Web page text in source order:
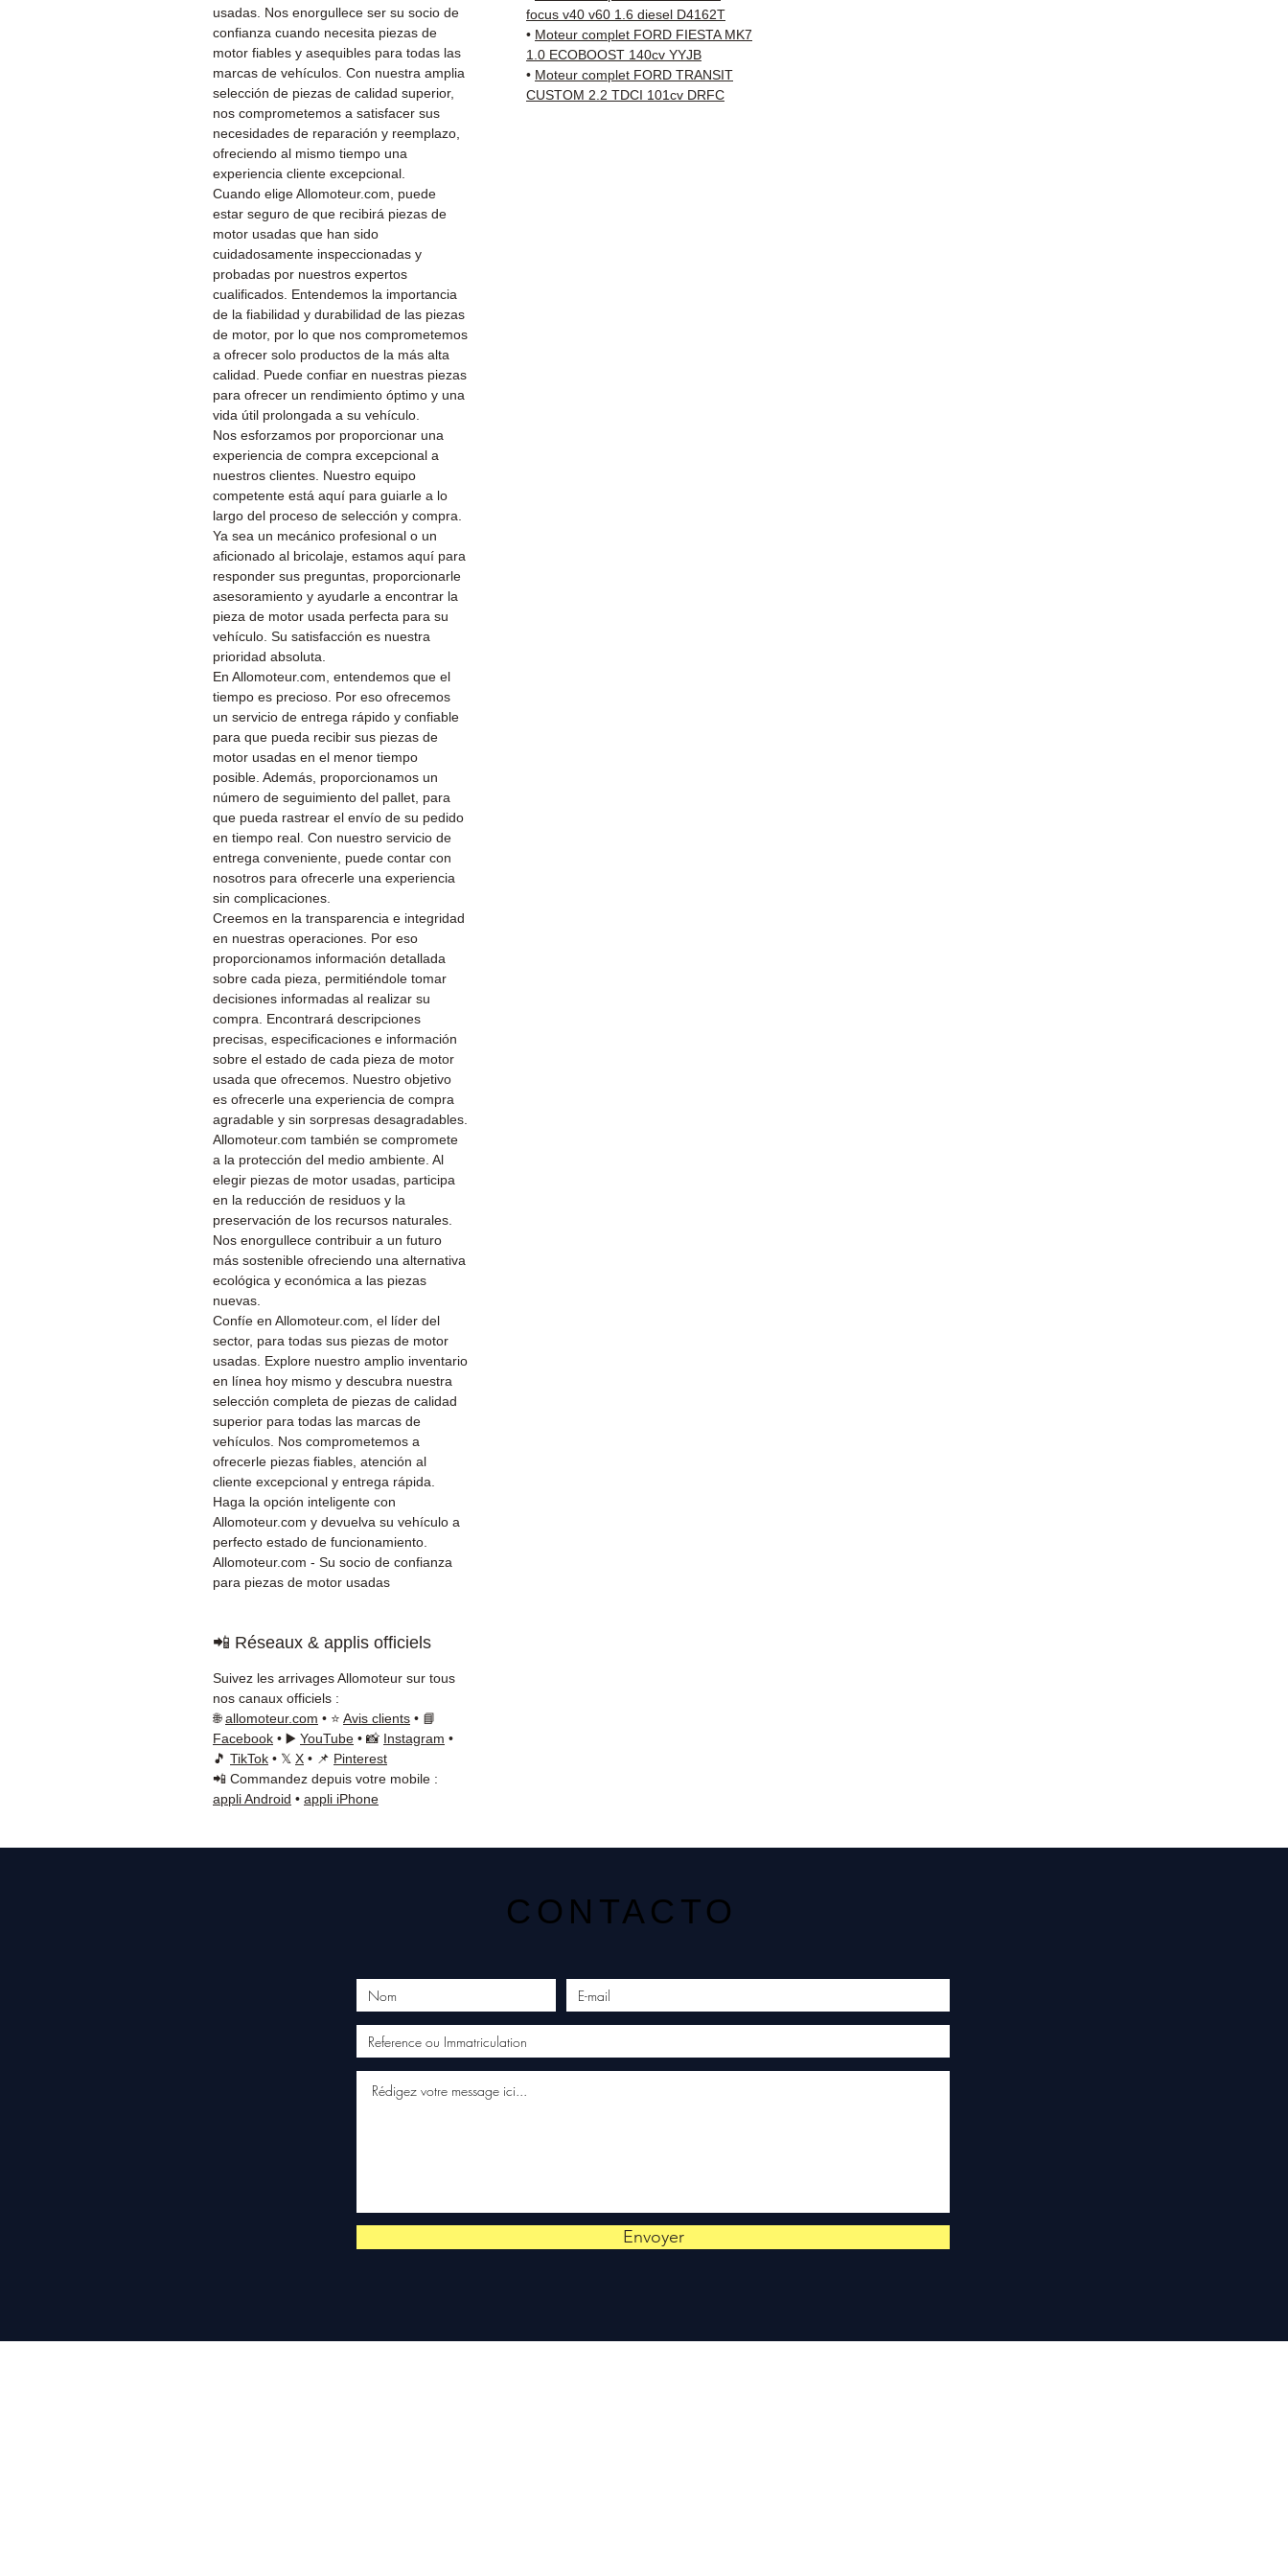
usadas. Nos enorgullece ser su socio de
confianza cuando necesita piezas de
motor fiables y asequibles para todas las
marcas de vehículos. Con nuestra amplia
selección de piezas de calidad superior,
nos comprometemos a satisfacer sus
necesidades de reparación y reemplazo,
ofreciendo al mismo tiempo una
experiencia cliente excepcional.
Cuando elige Allomoteur.com, puede
estar seguro de que recibirá piezas de
motor usadas que han sido
cuidadosamente inspeccionadas y
probadas por nuestros expertos
cualificados. Entendemos la importancia
de la fiabilidad y durabilidad de las piezas
de motor, por lo que nos comprometemos
a ofrecer solo productos de la más alta
calidad. Puede confiar en nuestras piezas
para ofrecer un rendimiento óptimo y una
vida útil prolongada a su vehículo.
Nos esforzamos por proporcionar una
experiencia de compra excepcional a
nuestros clientes. Nuestro equipo
competente está aquí para guiarle a lo
largo del proceso de selección y compra.
Ya sea un mecánico profesional o un
aficionado al bricolaje, estamos aquí para
responder sus preguntas, proporcionarle
asesoramiento y ayudarle a encontrar la
pieza de motor usada perfecta para su
vehículo. Su satisfacción es nuestra
prioridad absoluta.
En Allomoteur.com, entendemos que el
tiempo es precioso. Por eso ofrecemos
un servicio de entrega rápido y confiable
para que pueda recibir sus piezas de
motor usadas en el menor tiempo
posible. Además, proporcionamos un
número de seguimiento del pallet, para
que pueda rastrear el envío de su pedido
en tiempo real. Con nuestro servicio de
entrega conveniente, puede contar con
nosotros para ofrecerle una experiencia
sin complicaciones.
Creemos en la transparencia e integridad
en nuestras operaciones. Por eso
proporcionamos información detallada
sobre cada pieza, permitiéndole tomar
decisiones informadas al realizar su
compra. Encontrará descripciones
precisas, especificaciones e información
sobre el estado de cada pieza de motor
usada que ofrecemos. Nuestro objetivo
es ofrecerle una experiencia de compra
agradable y sin sorpresas desagradables.
Allomoteur.com también se compromete
a la protección del medio ambiente. Al
elegir piezas de motor usadas, participa
en la reducción de residuos y la
preservación de los recursos naturales.
Nos enorgullece contribuir a un futuro
más sostenible ofreciendo una alternativa
ecológica y económica a las piezas
nuevas.
Confíe en Allomoteur.com, el líder del
sector, para todas sus piezas de motor
usadas. Explore nuestro amplio inventario
en línea hoy mismo y descubra nuestra
selección completa de piezas de calidad
superior para todas las marcas de
vehículos. Nos comprometemos a
ofrecerle piezas fiables, atención al
cliente excepcional y entrega rápida.
Haga la opción inteligente con
Allomoteur.com y devuelva su vehículo a
perfecto estado de funcionamiento.
Allomoteur.com - Su socio de confianza
para piezas de motor usadas
focus v40 v60 1.6 diesel D4162T
• Moteur complet FORD FIESTA MK7
1.0 ECOBOOST 140cv YYJB
• Moteur complet FORD TRANSIT
CUSTOM 2.2 TDCI 101cv DRFC
📲 Réseaux & applis officiels
Suivez les arrivages Allomoteur sur tous
nos canaux officiels :
🌐allomoteur.com • ⭐ Avis clients • 📘
Facebook • ▶️ YouTube • 📸 Instagram •
🎵 TikTok • 𝕏 X • 📌 Pinterest
📲 Commandez depuis votre mobile :
appli Android • appli iPhone
CONTACTO
Envoyer